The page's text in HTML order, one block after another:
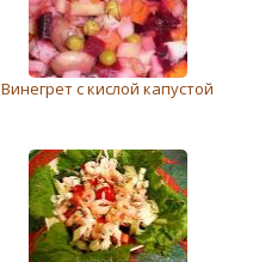
Винегрет с кислой капустой